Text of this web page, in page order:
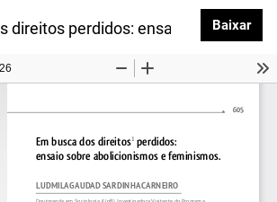
do Artigo
direitos perdidos: ensaio sobreBaixar